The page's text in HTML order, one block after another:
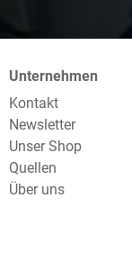
Unternehmen
Kontakt
Newsletter
Unser Shop
Quellen
Über uns